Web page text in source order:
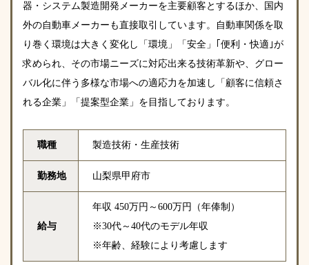
器・システム製造開発メーカーを主要顧客とするほか、国内
外の自動車メーカーも直接取引しています。自動車関係を取
り巻く環境は大きく変化し「環境」「安全」｢便利・快適｣が
求められ、その市場ニーズに対応出来る技術革新や、グロー
バル化に伴う多様な市場への適応力を加速し「顧客に信頼さ
れる企業」「提案型企業」を目指しております。
職種 製造技術・生産技術
勤務地 山梨県甲府市
給与
年収 450万円～600万円（年俸制）
※30代～40代のモデル年収
※年齢、経験により考慮します